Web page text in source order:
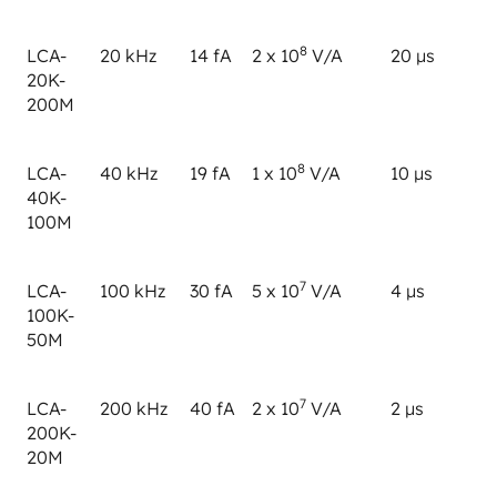
LCA-
20K-
200M
20 kHz 14 fA 2 x 108 V/A 20 µs
LCA-
40K-
100M
40 kHz 19 fA 1 x 108 V/A 10 µs
LCA-
100K-
50M
100 kHz 30 fA 5 x 107 V/A 4 µs
LCA-
200K-
20M
200 kHz 40 fA 2 x 107 V/A 2 µs